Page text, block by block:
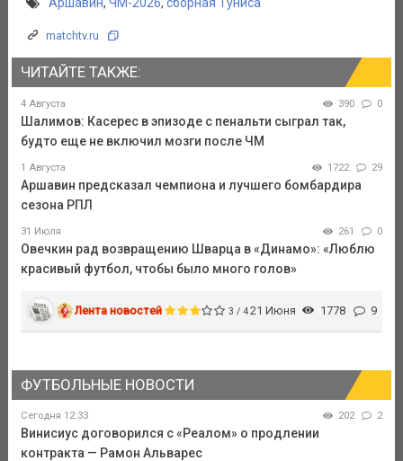
matchtv.ru
ЧИТАЙТЕ ТАКЖЕ:
4 Августа 390 0
Шалимов: Касерес в эпизоде с пенальти сыграл так,
будто еще не включил мозги после ЧМ
1 Августа 1722 29
Аршавин предсказал чемпиона и лучшего бомбардира
сезона РПЛ
31 Июля 261 0
Овечкин рад возвращению Шварца в «Динамо»: «Люблю
красивый футбол, чтобы было много голов»
Лента новостей 3 / 421 Июня 1778 9
ФУТБОЛЬНЫЕ НОВОСТИ
Сегодня 12:33 202 2
Винисиус договорился с «Реалом» о продлении
контракта — Рамон Альварес